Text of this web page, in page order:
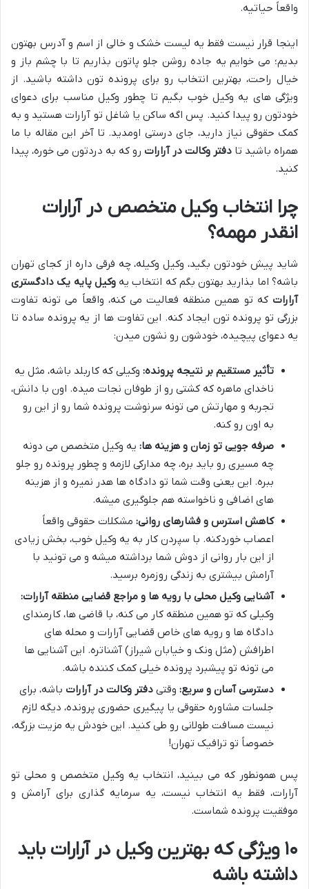
واقعاً حیاتیه.
اینجا قرار نیست فقط یه لیست خشک و خالی از اسم و آدرس بهتون
بدیم؛ می خوایم یه جاده روشن جلو پاتون بذاریم تا با چشم باز و
خیال راحت، بهترین انتخاب رو برای پرونده تون داشته باشید. از
ویژگی های یه وکیل خوب بگیم تا چطور وکیل مناسب برای دعوای
خودتون رو پیدا کنید. پس اگه ساکن یا شاغل تو آرارات هستید و به
کمک حقوقی نیاز دارید، جای درستی اومدید. تا آخر این مقاله با ما
همراه باشید تا دفتر وکالت در آرارات رو که به دردتون می خوره، پیدا
کنید.
چرا انتخاب وکیل متخصص در آرارات
انقدر مهمه؟
شاید پیش خودتون بگید، وکیل وکیله، چه فرقی داره از کجای تهران
باشه؟ اما بذارید بهتون بگم که انتخاب یهوکیل پایه یک دادگستری
آرارات که تو همین منطقه فعالیت می کنه، واقعاً می تونه تفاوت
بزرگی تو پرونده تون ایجاد کنه. این تفاوت ها از یه پرونده ساده تا
یه دعوای پیچیده، خودشون رو نشون میدن:
تأثیر مستقیم بر نتیجه پرونده: وکیلی که کاربلد باشه، مثل یه
ناخدای ماهره که کشتی رو از طوفان نجات میده. اون با دانش،
تجربه و مهارتش می تونه سرنوشت پرونده شما رو از این رو
به اون رو کنه.
صرفه جویی تو زمان و هزینه ها: یه وکیل متخصص می دونه
چه مسیری رو باید بره، چه مدارکی لازمه و چطور پرونده رو جلو
ببره. این یعنی وقت شما تو دادگاه ها هدر نمیره و از هزینه
های اضافی و ناخواسته هم جلوگیری میشه.
کاهش استرس و فشارهای روانی: مشکلات حقوقی واقعاً
اعصاب خوردکنه. با سپردن کار به یه وکیل خوب، بخش زیادی
از این بار روانی از دوش شما برداشته میشه و می تونید با
آرامش بیشتری به زندگی روزمره برسید.
آشنایی وکیل محلی با رویه ها و مراجع قضایی منطقه آرارات:
وکیلی که تو همین منطقه کار می کنه، با قاضی ها، کارمندای
دادگاه ها و رویه های خاص قضایی آرارات و محله های
اطرافش (مثل ونک و خیابان شیراز) آشناتره. این آشنایی ها
می تونه تو پیشبرد پرونده خیلی کمک کننده باشه.
دسترسی آسان و سریع: وقتی دفتر وکالت در آرارات باشه، برای
جلسات مشاوره حقوقی یا پیگیری حضوری پرونده، دیگه لازم
نیست مسافت طولانی رو طی کنید. این خودش یه مزیت بزرگه،
خصوصاً تو ترافیک تهران!
پس همونطور که می بینید، انتخاب یه وکیل متخصص و محلی تو
آرارات، فقط یه انتخاب نیست، یه سرمایه گذاری برای آرامش و
موفقیت پرونده شماست.
۱۰ ویژگی که بهترین وکیل در آرارات باید
داشته باشه